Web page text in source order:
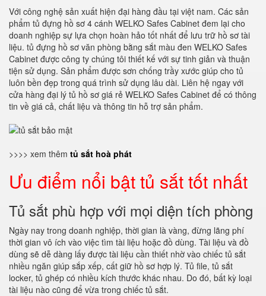
Với công nghệ sản xuất hiện đại hàng đầu tại việt nam. Các sản
phẩm tủ đựng hồ sơ 4 cánh WELKO Safes Cabinet đem lại cho
doanh nghiệp sự lựa chọn hoàn hảo tốt nhất để lưu trữ hồ sơ tài
liệu. tủ đựng hồ sơ văn phòng bằng sắt màu đen WELKO Safes
Cabinet được công ty chúng tôi thiết kế với sự tinh giản và thuận
tiện sử dụng. Sản phẩm được sơn chống trầy xước giúp cho tủ
luôn bền đẹp trong quá trình sử dụng lâu dài. Liên hệ ngay với
cửa hàng đại lý tủ hồ sơ giá rẻ WELKO Safes Cabinet để có thông
tin về giá cả, chất liệu và thông tin hỗ trợ sản phẩm.
>>>> xem thêm tủ sắt hoà phát
Ưu điểm nổi bật tủ sắt tốt nhất
Tủ sắt phù hợp với mọi diện tích phòng
Ngày nay trong doanh nghiệp, thời gian là vàng, đừng lãng phí
thời gian vô ích vào việc tìm tài liệu hoặc đồ dùng. Tài liệu và đồ
dùng sẽ dễ dàng lấy được tài liệu cần thiết nhờ vào chiếc tủ sắt
nhiều ngăn giúp sắp xếp, cất giữ hồ sơ hợp lý. Tủ file, tủ sắt
locker, tủ ghép có nhiều kích thước khác nhau. Do đó, bất kỳ loại
tài liệu nào cũng để vừa trong chiếc tủ sắt.